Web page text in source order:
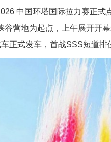
中国环塔国际拉力赛正
谷营地为起点，上午展开开
正式发车，首战SSS短道排